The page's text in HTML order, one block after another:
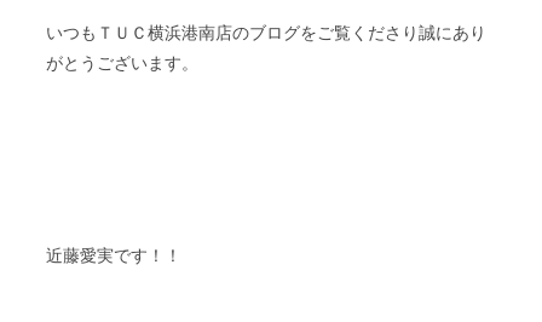
いつも ＴＵＣ横浜港南店のブログをご覧くださり誠にあり
がとうございます。
近藤愛実です！！